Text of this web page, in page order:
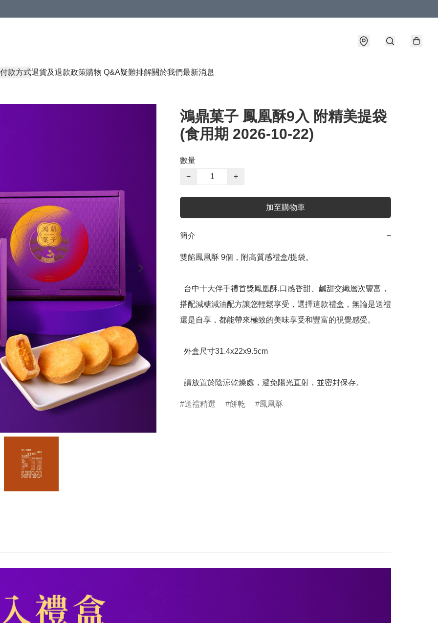
付款方式退貨及退款政策購物 Q&A疑難排解關於我們最新消息
鴻鼎菓子 鳳凰酥9入 附精美提袋
(食用期 2026-10-22)
數量
−
+
加至購物車
簡介 −
雙餡鳳凰酥 9個，附高質感禮盒/提袋。
搭配減糖減油配方讓您輕鬆享受，選擇這款禮盒，無論是送禮
還是自享，都能帶來極致的美味享受和豐富的視覺感受。
  請放置於陰涼乾燥處，避免陽光直射，並密封保存。
送禮精選 餅乾 鳳凰酥